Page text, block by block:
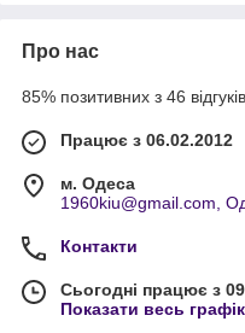
Про нас
85% позитивних з 46
Працює з 06.02.2012
м. Одеса
1960kiu@gmail.com,
Контакти
Сьогодні працює з
Показати весь